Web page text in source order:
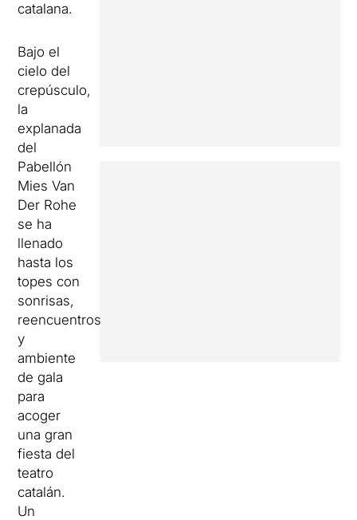
catalana.
Bajo el
cielo del
crepúsculo,
la
explanada
del
Pabellón
Mies Van
Der Rohe
se ha
llenado
hasta los
topes con
sonrisas,
reencuentros
y
ambiente
de gala
para
acoger
una gran
fiesta del
teatro
catalán.
Un